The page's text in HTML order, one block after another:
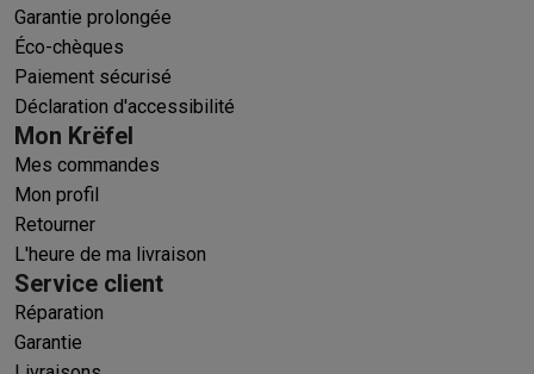
Garantie prolongée
Éco-chèques
Paiement sécurisé
Déclaration d'accessibilité
Mon Krëfel
Mes commandes
Mon profil
Retourner
L'heure de ma livraison
Service client
Réparation
Garantie